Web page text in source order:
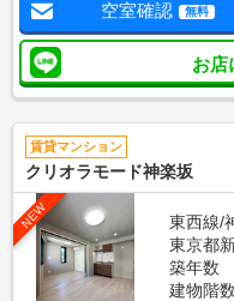
空室確認 無料
お店
賃貸マンション
クリオラモード神楽坂
NEW
東西線/
東京都
築年数
建物階数